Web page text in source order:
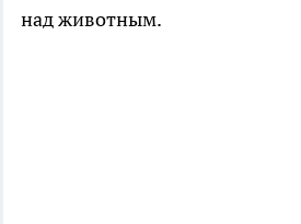
над животным.